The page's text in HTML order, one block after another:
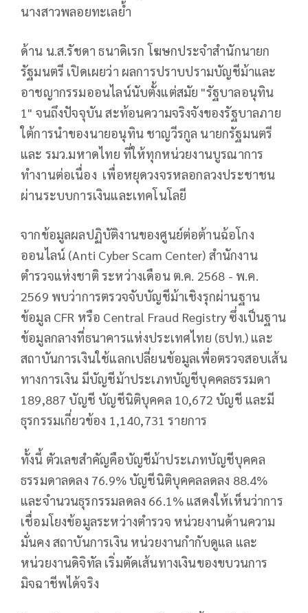
นางสาวพลอยทะเลย้ำ
ด้าน น.ส.รัชดา ธนาดิเรก โฆษกประจำสำนักนายก
รัฐมนตรี เปิดเผยว่า ผลการปราบปรามบัญชีม้าและ
อาชญากรรมออนไลน์นับตั้งแต่สมัย "รัฐบาลอนุทิน
1" จนถึงปัจจุบัน สะท้อนความจริงจังของรัฐบาลภาย
ใต้การนำของนายอนุทิน ชาญวีรกูล นายกรัฐมนตรี
และ รมว.มหาดไทย ที่ให้ทุกหน่วยงานบูรณาการ
ทำงานต่อเนื่อง เพื่อหยุดวงจรหลอกลวงประชาชน
ผ่านระบบการเงินและเทคโนโลยี
จากข้อมูลผลปฏิบัติงานของศูนย์ต่อต้านฉ้อโกง
ออนไลน์ (Anti Cyber Scam Center) สำนักงาน
ตำรวจแห่งชาติ ระหว่างเดือน ต.ค. 2568 - พ.ค.
2569 พบว่าการตรวจจับบัญชีม้าเชิงรุกผ่านฐาน
ข้อมูล CFR หรือ Central Fraud Registry ซึ่งเป็นฐาน
ข้อมูลกลางที่ธนาคารแห่งประเทศไทย (ธปท.) และ
สถาบันการเงินใช้แลกเปลี่ยนข้อมูลเพื่อตรวจสอบเส้น
ทางการเงิน มีบัญชีม้าประเภทบัญชีบุคคลธรรมดา
189,887 บัญชี บัญชีนิติบุคคล 10,672 บัญชี และมี
ธุรกรรมเกี่ยวข้อง 1,140,731 รายการ
ทั้งนี้ ตัวเลขสำคัญคือบัญชีม้าประเภทบัญชีบุคคล
ธรรมดาลดลง 76.9% บัญชีนิติบุคคลลดลง 88.4%
และจำนวนธุรกรรมลดลง 66.1% แสดงให้เห็นว่าการ
เชื่อมโยงข้อมูลระหว่างตำรวจ หน่วยงานด้านความ
มั่นคง สถาบันการเงิน หน่วยงานกำกับดูแล และ
หน่วยงานดิจิทัล เริ่มตัดเส้นทางเงินของขบวนการ
มิจฉาชีพได้จริง